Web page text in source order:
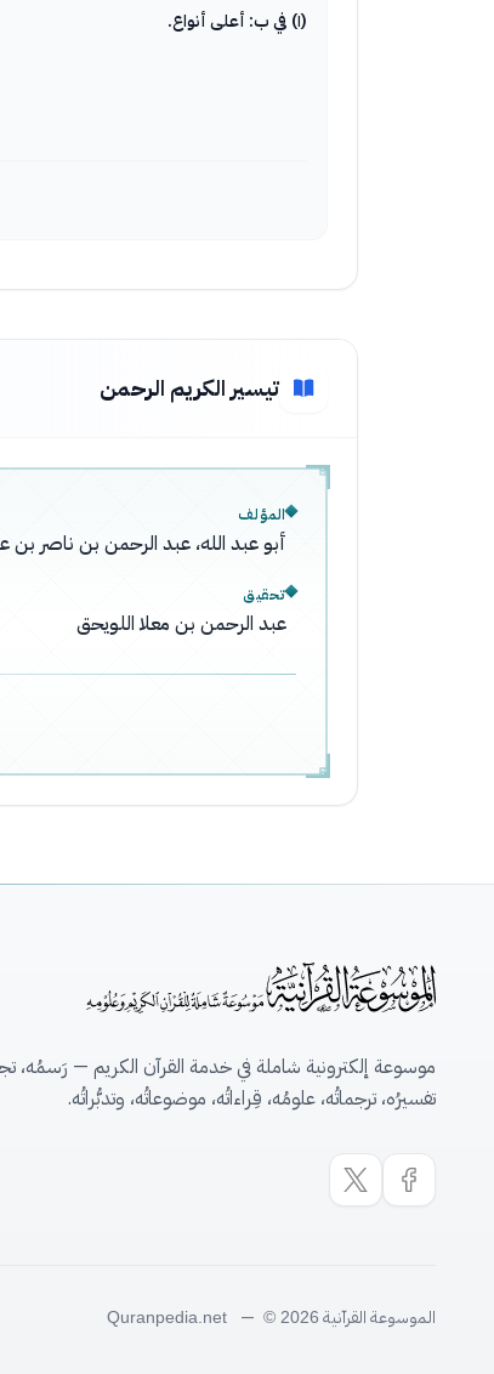
(١) في ب: أعلى أنواع.
تيسير الكريم الرحمن
المؤلف
أبو عبد الله، عبد الرحمن بن ناصر
تحقيق
عبد الرحمن بن معلا اللويحق
موسوعة إلكترونية شاملة في خدمة القرآن الكريم — رَسمُه،
تفسيرُه، ترجماتُه، علومُه، قِراءاتُه، موضوعاتُه، وتدبُّراتُه.
الموسوعة القرآنية Quranpedia.net — © 2026